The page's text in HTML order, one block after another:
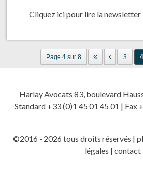
Cliquez ici pour lire la newsletter
Page 4 sur 8 « ‹ 3 4
Harlay Avocats 83, boulevard
Standard +33 (0)1 45 01 45 01 | Fax
©2016 - 2026 tous droits réservés |
légales | contact